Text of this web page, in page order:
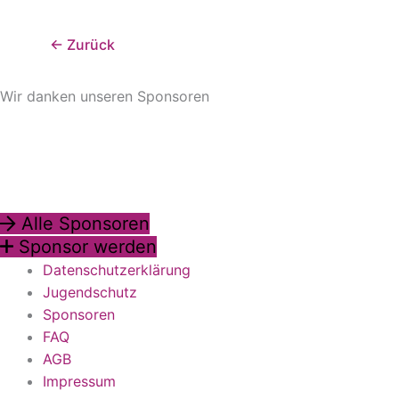
← Zurück
Wir danken unseren Sponsoren
Alle Sponsoren
Sponsor werden
Datenschutzerklärung
Jugendschutz
Sponsoren
FAQ
AGB
Impressum